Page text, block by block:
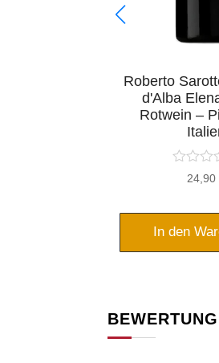
Roberto
d'Alba
Rotwein –
24,90
In den